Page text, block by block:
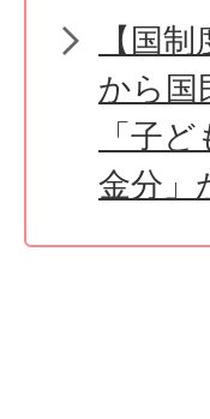
【国
から国
「子
金分」